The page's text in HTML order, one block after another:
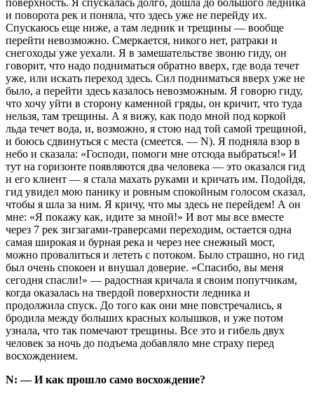
поверхность. Я спускалась долго, дошла до большого ледника
и поворота рек и поняла, что здесь уже не перейду их.
Спускаюсь еще ниже, а там ледник и трещины — вообще
перейти невозможно. Смеркается, никого нет, ратраки и
снегоходы уже уехали. Я в замешательстве звоню гиду, он
говорит, что надо подниматься обратно вверх, где вода течет
уже, или искать переход здесь. Сил подниматься вверх уже не
было, а перейти здесь казалось невозможным. Я говорю гиду,
что хочу уйти в сторону каменной гряды, он кричит, что туда
нельзя, там трещины. А я вижу, как подо мной под коркой
льда течет вода, и, возможно, я стою над той самой трещиной,
и боюсь сдвинуться с места (смеется. — N). Я подняла взор в
небо и сказала: «Господи, помоги мне отсюда выбраться!» И
тут на горизонте появляются два человека — это оказался гид
и его клиент — я стала махать руками и кричать им. Подойдя,
гид увидел мою панику и ровным спокойным голосом сказал,
чтобы я шла за ним. Я кричу, что мы здесь не перейдем! А он
мне: «Я покажу как, идите за мной!» И вот мы все вместе
через 7 рек зигзагами-траверсами переходим, остается одна
самая широкая и бурная река и через нее снежный мост,
можно провалиться и лететь с потоком. Было страшно, но гид
был очень спокоен и внушал доверие. «Спасибо, вы меня
сегодня спасли!» — радостная кричала я своим попутчикам,
когда оказалась на твердой поверхности ледника и
продолжила спуск. До того как они мне повстречались, я
бродила между больших красных колышков, и уже потом
узнала, что так помечают трещины. Все это и гибель двух
человек за ночь до подъема добавляло мне страху перед
восхождением.
N: — И как прошло само восхождение?